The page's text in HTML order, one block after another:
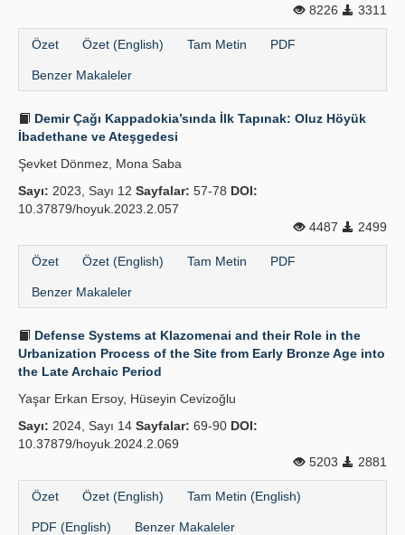
8226
3311
Özet Özet (English) Tam Metin PDF
Benzer Makaleler
Demir Çağı Kappadokia’sında İlk Tapınak: Oluz Höyük
İbadethane ve Ateşgedesi
Şevket Dönmez, Mona Saba
Sayı: 2023, Sayı 12 Sayfalar: 57-78 DOI:
10.37879/hoyuk.2023.2.057
4487
2499
Özet Özet (English) Tam Metin PDF
Benzer Makaleler
Defense Systems at Klazomenai and their Role in the
Urbanization Process of the Site from Early Bronze Age into
the Late Archaic Period
Yaşar Erkan Ersoy, Hüseyin Cevizoğlu
Sayı: 2024, Sayı 14 Sayfalar: 69-90 DOI:
10.37879/hoyuk.2024.2.069
5203
2881
Özet Özet (English) Tam Metin (English)
PDF (English) Benzer Makaleler